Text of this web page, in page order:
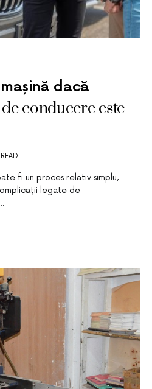
dacă
conducere este
fi un proces relativ simplu,
legate de